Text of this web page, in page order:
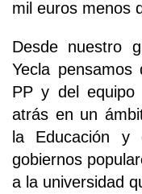
mil euros menos
Desde nuestro
Yecla pensamos
PP y del equipo
atrás en un
la Educación
gobiernos
a la universidad